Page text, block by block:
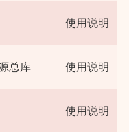
使用说明
总库 使用说明
使用说明